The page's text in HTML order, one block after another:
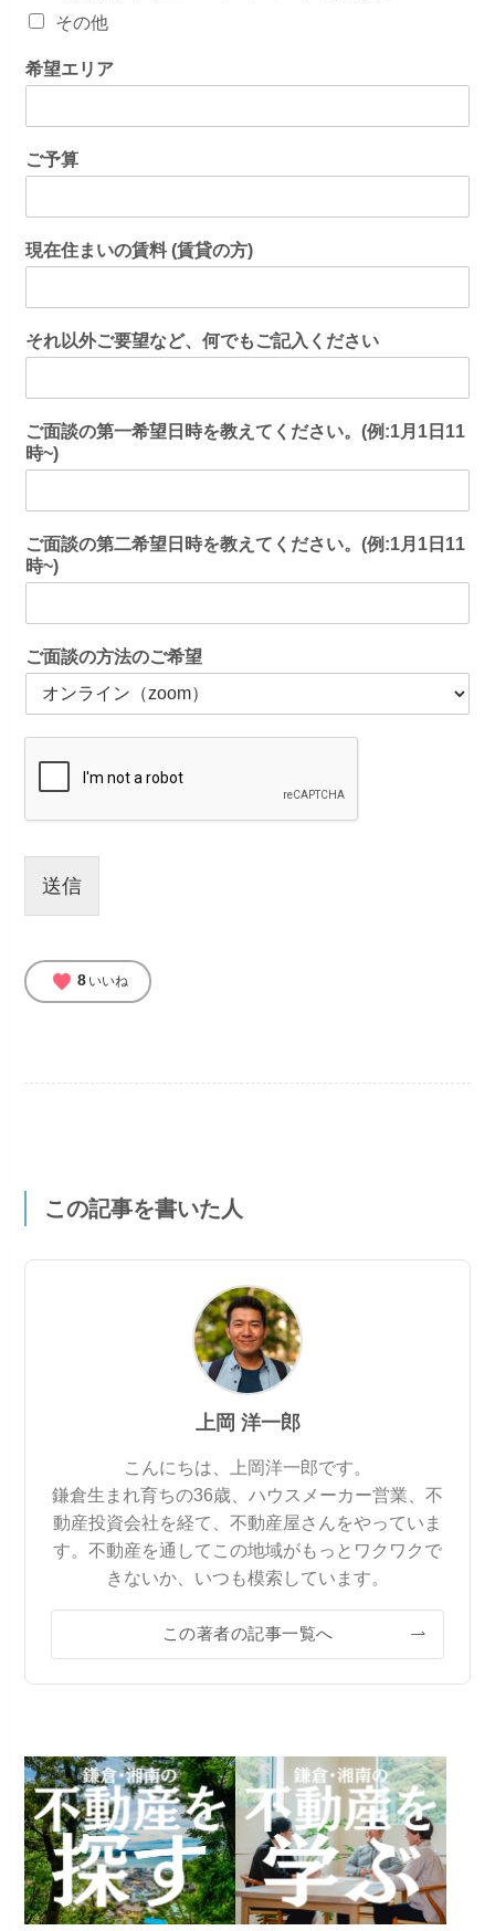
その他
希望エリア
ご予算
現在住まいの賃料 (賃貸の方)
それ以外ご要望など、何でもご記入ください
ご面談の第一希望日時を教えてください。(例:1月1日11
時~)
ご面談の第二希望日時を教えてください。(例:1月1日11
時~)
ご面談の方法のご希望
送信
favorite 8 いいね
この記事を書いた人
上岡 洋一郎
こんにちは、上岡洋一郎です。
鎌倉生まれ育ちの36歳、ハウスメーカー営業、不
動産投資会社を経て、不動産屋さんをやっていま
す。不動産を通してこの地域がもっとワクワクで
きないか、いつも模索しています。
この著者の記事一覧へ